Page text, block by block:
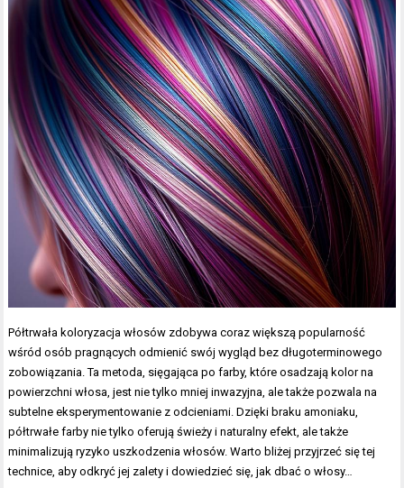
Półtrwała koloryzacja włosów zdobywa coraz większą popularność
wśród osób pragnących odmienić swój wygląd bez długoterminowego
zobowiązania. Ta metoda, sięgająca po farby, które osadzają kolor na
powierzchni włosa, jest nie tylko mniej inwazyjna, ale także pozwala na
subtelne eksperymentowanie z odcieniami. Dzięki braku amoniaku,
półtrwałe farby nie tylko oferują świeży i naturalny efekt, ale także
minimalizują ryzyko uszkodzenia włosów. Warto bliżej przyjrzeć się tej
technice, aby odkryć jej zalety i dowiedzieć się, jak dbać o włosy…